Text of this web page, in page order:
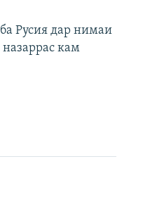
Русия дар нимаи
назаррас кам